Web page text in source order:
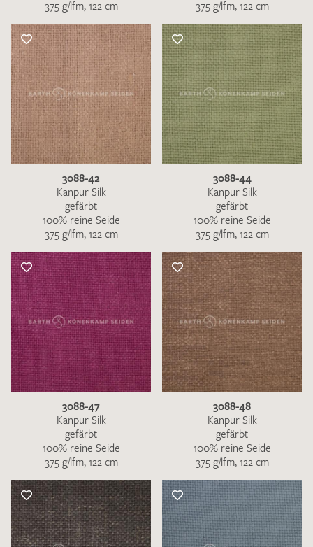
375 g/lfm, 122 cm
375 g/lfm, 122 cm
3088-42
Kanpur Silk
gefärbt
100% reine Seide
375 g/lfm, 122 cm
3088-44
Kanpur Silk
gefärbt
100% reine Seide
375 g/lfm, 122 cm
3088-47
Kanpur Silk
gefärbt
100% reine Seide
375 g/lfm, 122 cm
3088-48
Kanpur Silk
gefärbt
100% reine Seide
375 g/lfm, 122 cm